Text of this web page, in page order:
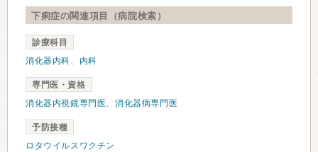
下痢症の関連項目（病院検索）
診療科目
消化器内科、 内科
専門医・資格
消化器内視鏡専門医、消化器病専門医
予防接種
ロタウイルスワクチン